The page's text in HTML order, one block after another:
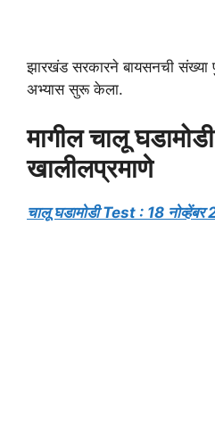
झारखंड सरकारने बायसनची संख्या
अभ्यास सुरू केला.
मागील चालू
खालीलप्रमाणे
चालू घडामोडी Test : 18